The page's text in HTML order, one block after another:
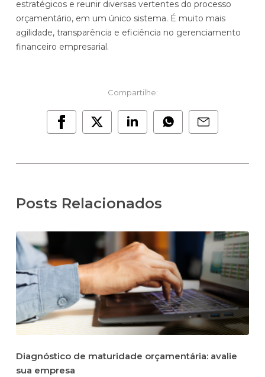
estratégicos e reunir diversas vertentes do processo
orçamentário, em um único sistema. É muito mais
agilidade, transparência e eficiência no gerenciamento
financeiro empresarial.
Compartilhe:
Posts Relacionados
Diagnóstico de maturidade orçamentária: avalie
sua empresa